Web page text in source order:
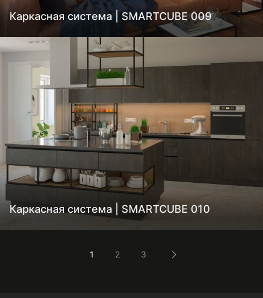
Каркасная система | SMARTCUBE 009
Каркасная система | SMARTCUBE 010
1 2 3